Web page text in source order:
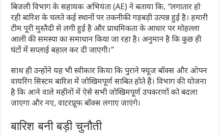
बिजली विभाग के सहायक अभियंता (AE) ने बताया कि, “लगातार हो
रही बारिश के चलते कई स्थानों पर तकनीकी गड़बड़ी उत्पन्न हुई है। हमारी
टीम पूरी मुस्तैदी से लगी हुई है और प्राथमिकता के आधार पर मोहल्ला
आली की समस्या का समाधान किया जा रहा है। अनुमान है कि कुछ ही
घंटों में सप्लाई बहाल कर दी जाएगी।”
साथ ही उन्होंने यह भी स्वीकार किया कि पुराने फ्यूज बॉक्स और ओपन
वायरिंग सिस्टम बारिश में जोखिमपूर्ण साबित होते हैं। विभाग की योजना
है कि आने वाले महीनों में ऐसे सभी जोखिमपूर्ण उपकरणों को बदला
जाएगा और नए, वाटरप्रूफ बॉक्स लगाए जाएंगे।
बारिश बनी बड़ी चुनौती